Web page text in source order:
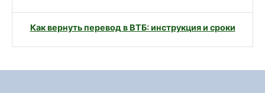
Как вернуть перевод в ВТБ: инструкция и сроки